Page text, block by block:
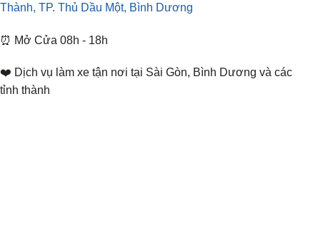
Thành, TP. Thủ Dầu Một, Bình Dương
⏰ Mở Cửa 08h - 18h
❤️ Dịch vụ làm xe tận nơi tại Sài Gòn, Bình Dương và các
tỉnh thành